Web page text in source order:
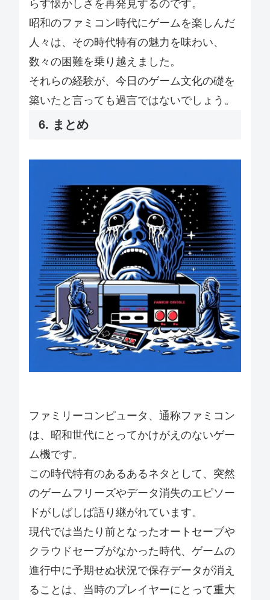
らす懐かしさを再発見するのです。
昭和のファミコン時代にゲームを楽しんだ
人々は、その時代特有の魅力を味わい、
数々の困難を乗り越えました。
それらの経験が、今日のゲーム文化の礎を
築いたと言っても過言ではないでしょう。
6. まとめ
ファミリーコンピュータ、通称ファミコン
は、昭和世代にとってかけがえのないゲー
ム機です。
この時代特有のあるあるネタとして、突然
のゲームフリーズやデータ消失のエピソー
ドがしばしば語り継がれています。
現代では当たり前となったオートセーブや
クラウドセーブがなかった時代、ゲームの
進行中に予期せぬ状況で保存データが消え
ることは、当時のプレイヤーにとって重大